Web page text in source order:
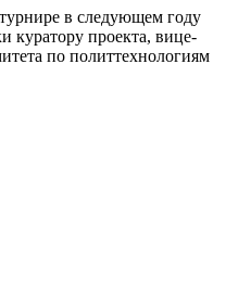
в следующем году
куратору проекта, вице-
по политтехнологиям